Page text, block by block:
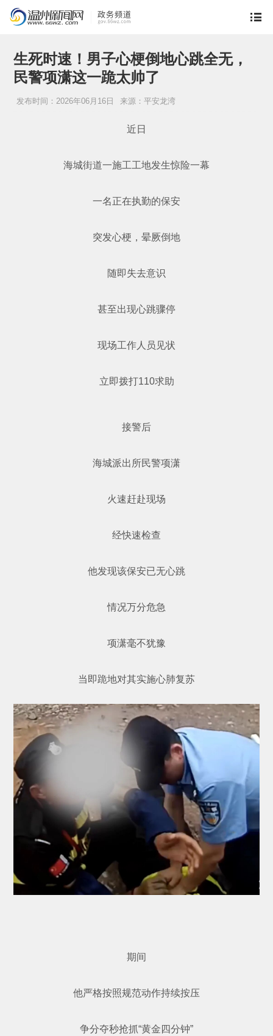
生死时速！男子心梗倒地心跳全无，
民警项潇这一跪太帅了
发布时间：2026年06月16日 来源：平安龙湾
近日
海城街道一施工工地发生惊险一幕
一名正在执勤的保安
突发心梗，晕厥倒地
随即失去意识
甚至出现心跳骤停
现场工作人员见状
立即拨打110求助
接警后
海城派出所民警项潇
火速赶赴现场
经快速检查
他发现该保安已无心跳
情况万分危急
项潇毫不犹豫
当即跪地对其实施心肺复苏
期间
他严格按照规范动作持续按压
争分夺秒抢抓“黄金四分钟”